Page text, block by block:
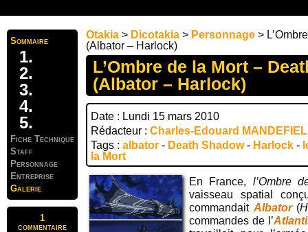
Sommaire
Fiche Technique
Staff
Personnage
Entreprise
Galerie
1
commentaire
Otakia > Dicotakia > Personnage >
(Albator – Harlock)
L’Ombre de la Mort –
(Albator – Harlock)
Date : Lundi 15 mars 2010
Rédacteur : Charles-Edouard
Tags : albator - Death Shadow- Harlock -
la Mort
En France, l’Ombre
vaisseau spatial
commandait Albator(
commandes de l’